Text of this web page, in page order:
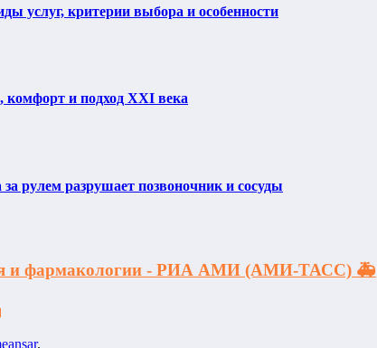
услуг, критерии выбора и особенности
комфорт и подход XXI века
рулем разрушает позвоночник и сосуды
и фармакологии - РИА АМИ (АМИ-ТАСС) 🚑
.